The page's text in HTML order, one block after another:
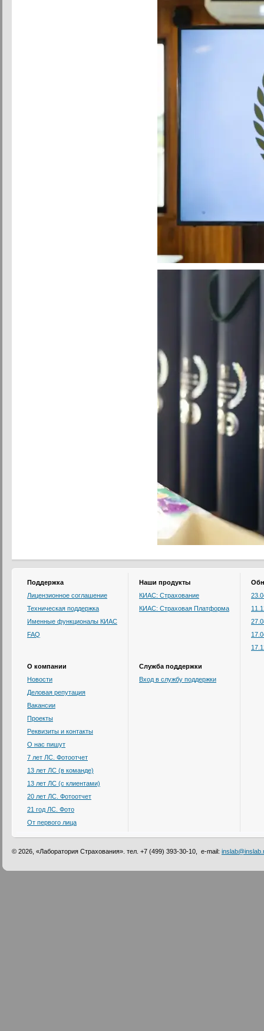
Поддержка
Лицензионное соглашение
Техническая поддержка
Именные функционалы КИАС
FAQ
Наши продукты
КИАС: Страхование
КИАС: Страховая Платформа
О компании
Новости
Деловая репутация
Вакансии
Проекты
Реквизиты и контакты
О нас пишут
7 лет ЛС. Фотоотчет
13 лет ЛС (в команде)
13 лет ЛС (с клиентами)
20 лет ЛС. Фотоотчет
21 год ЛС. Фото
От первого лица
Служба поддержки
Вход в службу поддержки
© 2026, «Лаборатория Страхования». тел. +7 (499) 393-30-10, e-mail: